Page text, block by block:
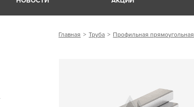
Главная Труба Профильная прямоугольная